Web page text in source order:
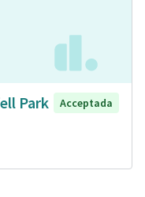
Park
Acceptada